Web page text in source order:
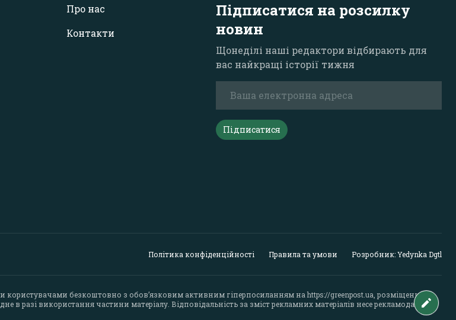
Про нас
Контакти
Підписатися на розсилку
новин
Щонеділі наші редактори відбирають для
вас найкращі історії тижня
Підписатися
Політика конфіденційності Правила та умови Розробник: Yedynka Dgtl
користувачами безкоштовно з обов’язковим активним гіперпосиланням на https://greenpost.ua , розміщеним у
в разі використання частини матеріалу. Відповідальність за зміст рекламних матеріалів несе рекламодавець.